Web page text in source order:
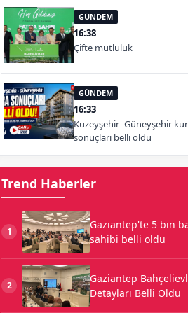
GÜNDEM
16:38
Çifte mutluluk
GÜNDEM
16:33
Kuzeyşehir- Güneyşehir
sonuçları belli oldu
Trend Haberler
1
Gaziantep'te 5 bin
sahibi belli oldu
2
Gaziantep
Detayları Belli Oldu